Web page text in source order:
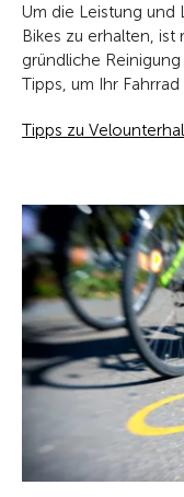
Um die Leistung und
Bikes zu erhalten, ist
gründliche
Tipps, um Ihr
Tipps zu